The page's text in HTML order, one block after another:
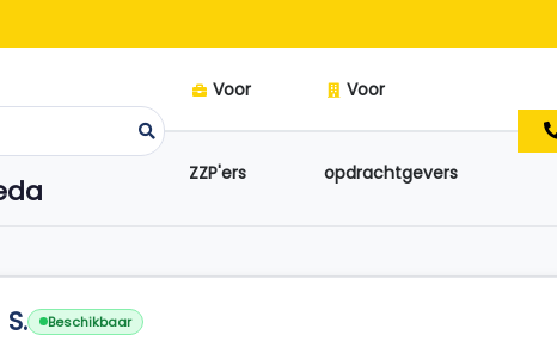
Voor
ZZP'ers
Voor
opdrachtgevers
Beschikbaar